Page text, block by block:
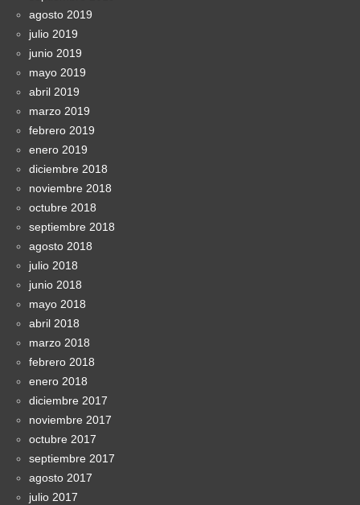
agosto 2019
julio 2019
junio 2019
mayo 2019
abril 2019
marzo 2019
febrero 2019
enero 2019
diciembre 2018
noviembre 2018
octubre 2018
septiembre 2018
agosto 2018
julio 2018
junio 2018
mayo 2018
abril 2018
marzo 2018
febrero 2018
enero 2018
diciembre 2017
noviembre 2017
octubre 2017
septiembre 2017
agosto 2017
julio 2017